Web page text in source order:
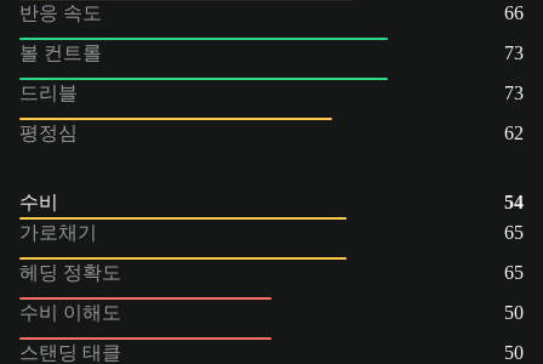
반응 속도
66
볼 컨트롤
73
드리블
73
평정심
62
수비
54
가로채기
65
헤딩 정확도
65
수비 이해도
50
스탠딩 태클
50